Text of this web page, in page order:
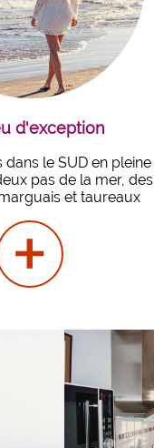
d'exception
dans le SUD en pleine
pas de la mer, des
et taureaux
+